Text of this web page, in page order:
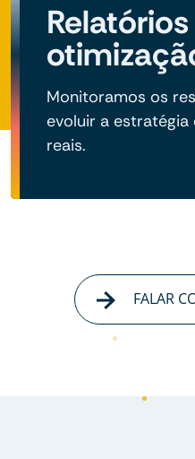
Monitoramos os
evoluir a
reais.
FALAR